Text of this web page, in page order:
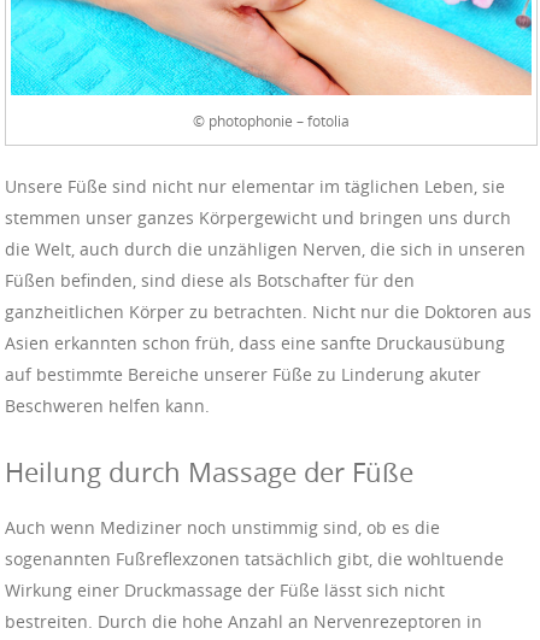
© photophonie – fotolia
Unsere Füße sind nicht nur elementar im täglichen Leben, sie
stemmen unser ganzes Körpergewicht und bringen uns durch
die Welt, auch durch die unzähligen Nerven, die sich in unseren
Füßen befinden, sind diese als Botschafter für den
ganzheitlichen Körper zu betrachten. Nicht nur die Doktoren aus
Asien erkannten schon früh, dass eine sanfte Druckausübung
auf bestimmte Bereiche unserer Füße zu Linderung akuter
Beschweren helfen kann.
Heilung durch Massage der Füße
Auch wenn Mediziner noch unstimmig sind, ob es die
sogenannten Fußreflexzonen tatsächlich gibt, die wohltuende
Wirkung einer Druckmassage der Füße lässt sich nicht
bestreiten. Durch die hohe Anzahl an Nervenrezeptoren in